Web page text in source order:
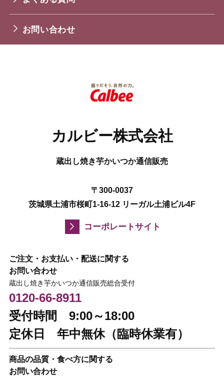
お問い合わせ
カルビー株式会社
蔵出し焼き芋かいつか通信販売
〒300-0037
茨城県土浦市桜町1-16-12 リーガル土浦ビル4F
コーポレートサイト
ご注文・お支払い・配送に関する
お問い合わせ
蔵出し焼き芋かいつか通信販売総合受付
0120-66-8911
受付時間 9:00～18:00
定休日 年中無休（臨時休業有）
商品の品質・食べ方に関する
お問い合わせ